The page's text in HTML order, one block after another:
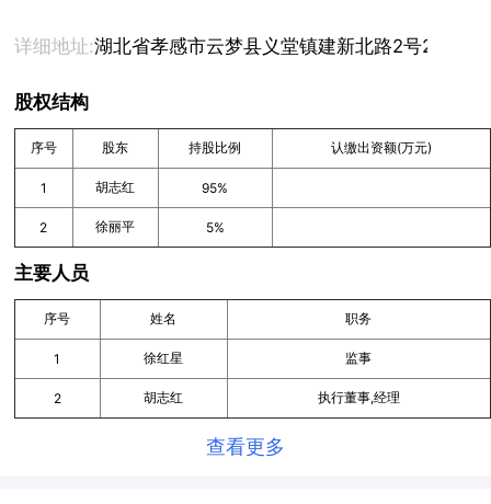
详细地址:湖北省孝感市云梦县义堂镇建新北路2号203室
股权结构
序号 股东 持股比例 认缴出资额(万元)
1 胡志红 95%
2 徐丽平 5%
主要人员
序号 姓名 职务
1 徐红星 监事
2 胡志红 执行董事,经理
查看更多